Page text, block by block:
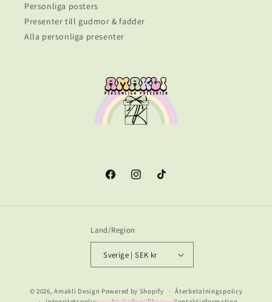
Personliga posters
Presenter till gudmor & fadder
Alla personliga presenter
FacebookInstagramTikTok
Land/Region
Sverige | SEK kr
© 2026,Amakli Design Powered by Shopify
Återbetalningspolicy